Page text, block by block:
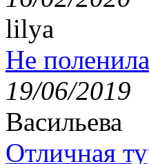
lilya
Не
19/06/2019
Васильева
Отличная